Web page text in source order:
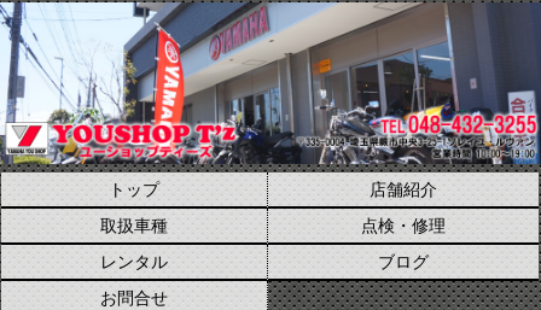
トップ
店舗紹介
取扱車種
点検・修理
レンタル
ブログ
お問合せ